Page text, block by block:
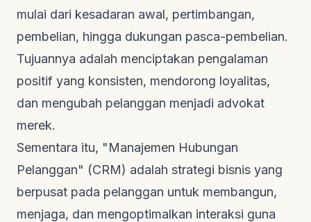
mulai dari kesadaran awal, pertimbangan,
pembelian, hingga dukungan pasca-pembelian.
Tujuannya adalah menciptakan pengalaman
positif yang konsisten, mendorong loyalitas,
dan mengubah pelanggan menjadi advokat
merek.
Sementara itu, "Manajemen Hubungan
Pelanggan" (CRM) adalah strategi bisnis yang
berpusat pada pelanggan untuk membangun,
menjaga, dan mengoptimalkan interaksi guna